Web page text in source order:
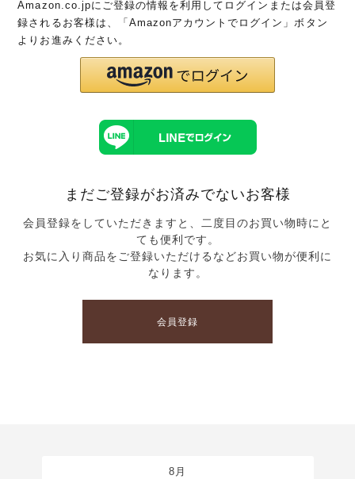
Amazon.co.jpにご登録の情報を利用してログインまたは会員登
録されるお客様は、「Amazonアカウントでログイン」ボタン
よりお進みください。
まだご登録がお済みでないお客様
会員登録をしていただきますと、二度目のお買い物時にと
ても便利です。
お気に入り商品をご登録いただけるなどお買い物が便利に
なります。
会員登録
8月